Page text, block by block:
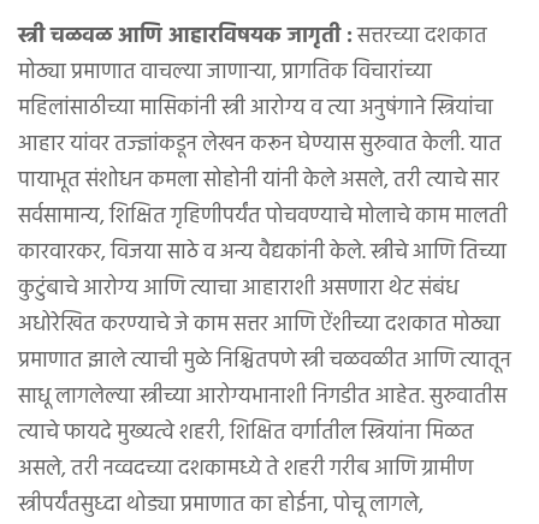
स्त्री चळवळ आणि आहारविषयक जागृती :सत्तरच्या दशकात
मोठ्या प्रमाणात वाचल्या जाणाऱ्या, प्रागतिक विचारांच्या
महिलांसाठीच्या मासिकांनी स्त्री आरोग्य व त्या अनुषंगाने स्त्रियांचा
आहार यांवर तज्ज्ञांकडून लेखन करून घेण्यास सुरुवात केली. यात
पायाभूत संशोधन कमला सोहोनी यांनी केले असले, तरी त्याचे सार
सर्वसामान्य, शिक्षित गृहिणीपर्यंत पोचवण्याचे मोलाचे काम मालती
कारवारकर, विजया साठे व अन्य वैद्यकांनी केले. स्त्रीचे आणि तिच्या
कुटुंबाचे आरोग्य आणि त्याचा आहाराशी असणारा थेट संबंध
अधोरेखित करण्याचे जे काम सत्तर आणि ऐंशीच्या दशकात मोठ्या
प्रमाणात झाले त्याची मुळे निश्चितपणे स्त्री चळवळीत आणि त्यातून
साधू लागलेल्या स्त्रीच्या आरोग्यभानाशी निगडीत आहेत. सुरुवातीस
त्याचे फायदे मुख्यत्वे शहरी, शिक्षित वर्गातील स्त्रियांना मिळत
असले, तरी नव्वदच्या दशकामध्ये ते शहरी गरीब आणि ग्रामीण
स्त्रीपर्यंतसुध्दा थोड्या प्रमाणात का होईना, पोचू लागले,